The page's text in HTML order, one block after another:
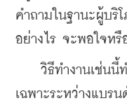
คำถามในฐานะผู้บริ
อย่างไร จะพอใจหรื
วิธีทำงานเช่นนี้ท
เฉพาะระหว่างแบร